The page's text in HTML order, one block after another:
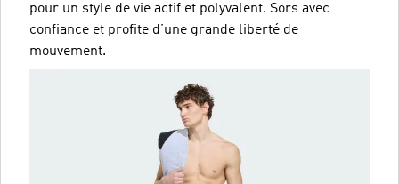
pour un style de vie actif et polyvalent. Sors avec
confiance et profite d’une grande liberté de
mouvement.